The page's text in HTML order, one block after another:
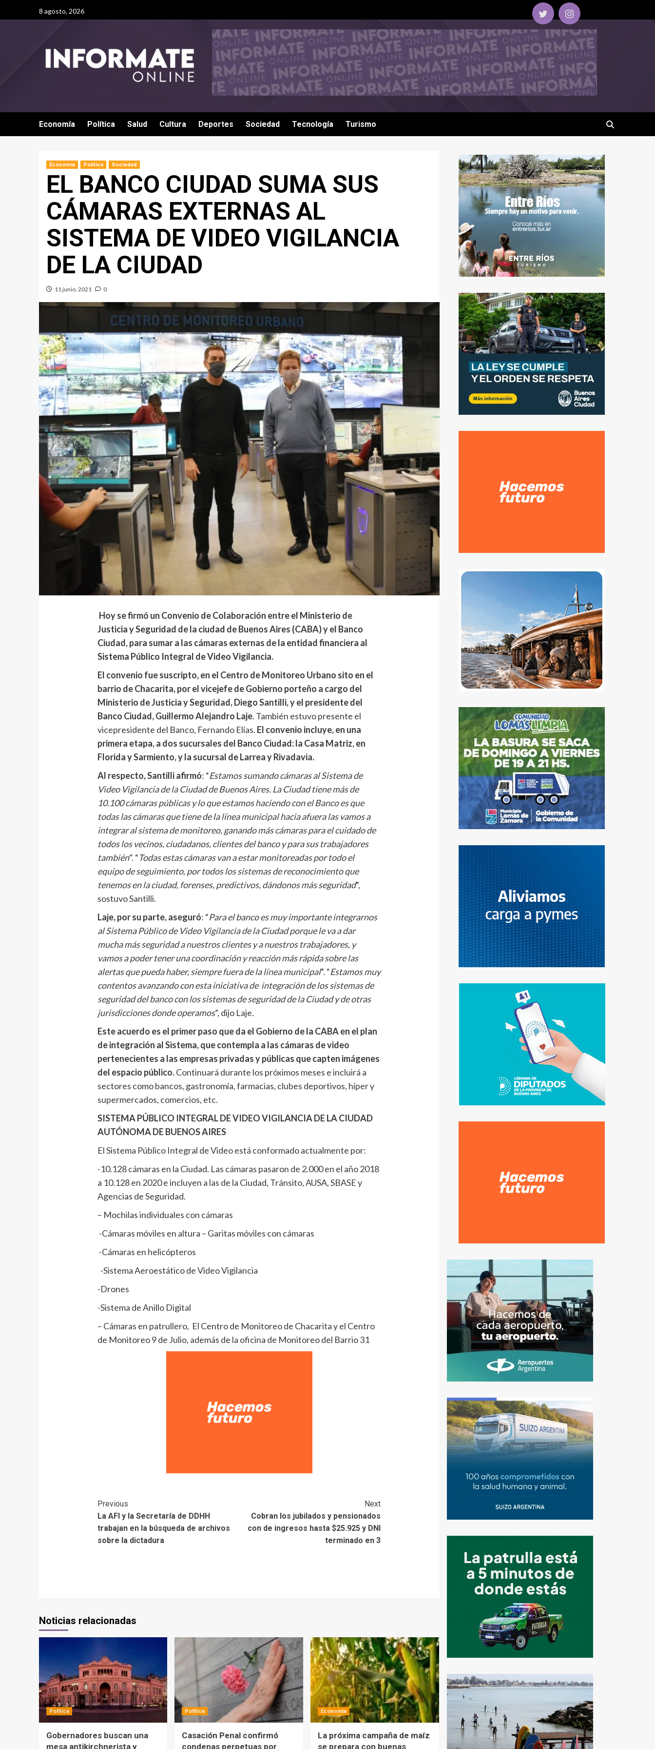
8 agosto, 2026
Economía Política Salud Cultura Deportes Sociedad Tecnología Turismo
Economía Política Sociedad
EL BANCO CIUDAD SUMA SUS
CÁMARAS EXTERNAS AL
SISTEMA DE VIDEO VIGILANCIA
DE LA CIUDAD
11 junio, 2021 0
Hoy se firmó un Convenio de Colaboración entre el Ministerio de
Justicia y Seguridad de la ciudad de Buenos Aires (CABA) y el Banco
Ciudad, para sumar a las cámaras externas de la entidad financiera al
Sistema Público Integral de Video Vigilancia.
El convenio fue suscripto, en el Centro de Monitoreo Urbano sito en el
barrio de Chacarita, por el vicejefe de Gobierno porteño a cargo del
Ministerio de Justicia y Seguridad, Diego Santilli, y el presidente del
Banco Ciudad, Guillermo Alejandro Laje. También estuvo presente el
vicepresidente del Banco, Fernando Elías. El convenio incluye, en una
primera etapa, a dos sucursales del Banco Ciudad: la Casa Matriz, en
Florida y Sarmiento, y la sucursal de Larrea y Rivadavia.
Al respecto, Santilli afirmó: “Estamos sumando cámaras al Sistema de
Video Vigilancia de la Ciudad de Buenos Aires. La Ciudad tiene más de
10.100 cámaras públicas y lo que estamos haciendo con el Banco es que
todas las cámaras que tiene de la línea municipal hacia afuera las vamos a
integrar al sistema de monitoreo, ganando más cámaras para el cuidado de
todos los vecinos, ciudadanos, clientes del banco y para sus trabajadores
también”. “Todas estas cámaras van a estar monitoreadas por todo el
equipo de seguimiento, por todos los sistemas de reconocimiento que
tenemos en la ciudad, forenses, predictivos, dándonos más seguridad”,
sostuvo Santilli.
Laje, por su parte, aseguró: “Para el banco es muy importante integrarnos
al Sistema Público de Video Vigilancia de la Ciudad porque le va a dar
mucha más seguridad a nuestros clientes y a nuestros trabajadores, y
vamos a poder tener una coordinación y reacción más rápida sobre las
alertas que pueda haber, siempre fuera de la línea municipal”. “Estamos muy
contentos avanzando con esta iniciativa de integración de los sistemas de
seguridad del banco con los sistemas de seguridad de la Ciudad y de otras
jurisdicciones donde operamos”, dijo Laje.
Este acuerdo es el primer paso que da el Gobierno de la CABA en el plan
de integración al Sistema, que contempla a las cámaras de video
pertenecientes a las empresas privadas y públicas que capten imágenes
del espacio público.Continuará durante los próximos meses e incluirá a
sectores como bancos, gastronomía, farmacias, clubes deportivos, híper y
supermercados, comercios, etc.
SISTEMA PÚBLICO INTEGRAL DE VIDEO VIGILANCIA DE LA CIUDAD
AUTÓNOMA DE BUENOS AIRES
El Sistema Público Integral de Video está conformado actualmente por:
-10.128 cámaras en la Ciudad. Las cámaras pasaron de 2.000 en el año 2018
a 10.128 en 2020 e incluyen a las de la Ciudad, Tránsito, AUSA, SBASE y
Agencias de Seguridad.
– Mochilas individuales con cámaras
-Cámaras móviles en altura – Garitas móviles con cámaras
-Cámaras en helicópteros
-Sistema Aeroestático de Video Vigilancia
-Drones
-Sistema de Anillo Digital
– Cámaras en patrullero, El Centro de Monitoreo de Chacarita y el Centro
de Monitoreo 9 de Julio, además de la oficina de Monitoreo del Barrio 31
Previous
La AFI y la Secretaría de DDHH
trabajan en la búsqueda de archivos
sobre la dictadura
Next
Cobran los jubilados y pensionados
con de ingresos hasta $25.925 y DNI
terminado en 3
Noticias relacionadas
Política
Gobernadores buscan una
mesa antikirchnerista y
Política
Casación Penal confirmó
condenas perpetuas por
Economía
La próxima campaña de maíz
se prepara con buenas